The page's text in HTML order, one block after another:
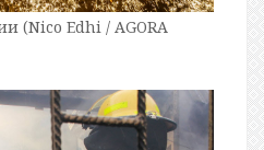
(Nico Edhi / AGORA